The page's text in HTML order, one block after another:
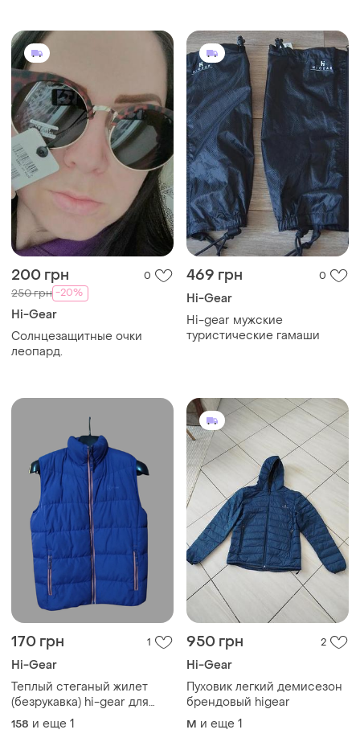
200 грн 0
250 грн -20%
Hi-Gear
Солнцезащитные очки
леопард.
469 грн 0
Hi-Gear
Hi-gear мужские
туристические гамаши
170 грн 1
Hi-Gear
Теплый стеганый жилет
(безрукавка) hi-gear для
туризма и города
158 и еще 1
950 грн 2
Hi-Gear
Пуховик легкий демисезон
брендовый higear
M и еще 1